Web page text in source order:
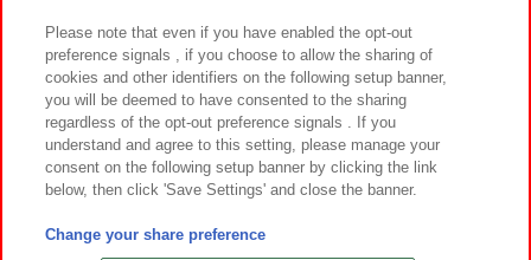
カスタマーハラスメント対応方針 よくあるご質問・お問い合わせ
©Bandai Namco Amusement Inc.
©Bandai Namco Amusement Lab Inc.
Please note that even if you have enabled the opt-out
preference signals , if you choose to allow the sharing of
cookies and other identifiers on the following setup banner,
you will be deemed to have consented to the sharing
regardless of the opt-out preference signals . If you
understand and agree to this setting, please manage your
consent on the following setup banner by clicking the link
below, then click 'Save Settings' and close the banner.
Change your share preference